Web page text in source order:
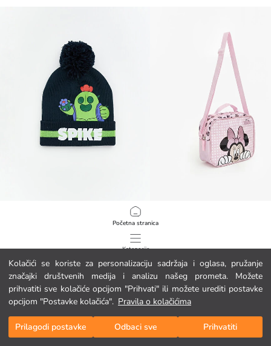
Kolačići se koriste za personalizaciju sadržaja i oglasa, pružanje
značajki društvenih medija i analizu našeg prometa. Možete
prihvatiti sve kolačiće opcijom "Prihvati" ili možete urediti postavke
opcijom "Postavke kolačića". Pravila o kolačićima
Prilagodi postavke Odbaci sve Prihvatiti
Početna stranica
Kategorije
Moja košarica
Brawl Stars tiskana dječja pletena kapa
1